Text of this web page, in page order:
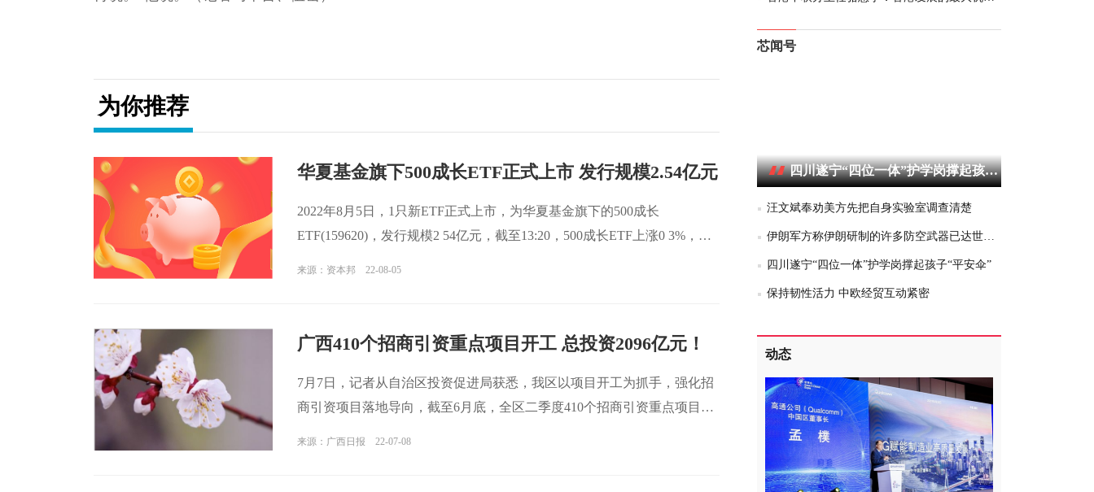
为你推荐
华夏基金旗下500成长ETF正式上市 发行规模2.54亿元
2022年8月5日，1只新ETF正式上市，为华夏基金旗下的500成长
ETF(159620)，发行规模2 54亿元，截至13:20，500成长ETF上涨0 3%，成
来源：资本邦 22-08-05
广西410个招商引资重点项目开工 总投资2096亿元！
7月7日，记者从自治区投资促进局获悉，我区以项目开工为抓手，强化招
商引资项目落地导向，截至6月底，全区二季度410个招商引资重点项目开
来源：广西日报 22-07-08
芯闻号
四川遂宁“四位一体”护学岗撑起孩子“平安伞”
汪文斌奉劝美方先把自身实验室调查清楚
伊朗军方称伊朗研制的许多防空武器已达世界水平
四川遂宁“四位一体”护学岗撑起孩子“平安伞”
保持韧性活力 中欧经贸互动紧密
动态